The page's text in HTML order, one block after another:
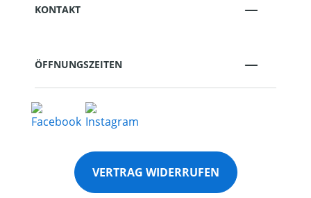
KONTAKT
ÖFFNUNGSZEITEN
VERTRAG WIDERRUFEN